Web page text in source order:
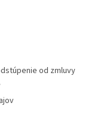
od zmluvy